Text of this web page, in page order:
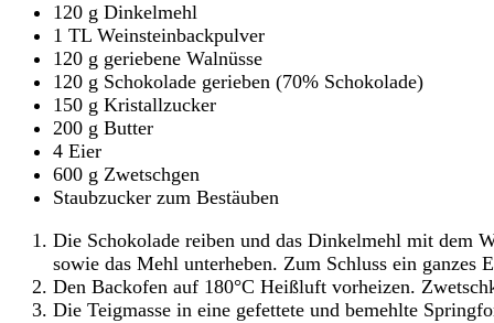
120 g Dinkelmehl
1 TL Weinsteinbackpulver
120 g geriebene Walnüsse
120 g Schokolade gerieben (70% Schokolade)
150 g Kristallzucker
200 g Butter
4 Eier
600 g Zwetschgen
Staubzucker zum Bestäuben
Die Schokolade reiben und das Dinkelmehl mit dem
sowie das Mehl unterheben. Zum Schluss ein ganzes
Den Backofen auf 180°C Heißluft vorheizen.
Die Teigmasse in eine gefettete und bemehlte